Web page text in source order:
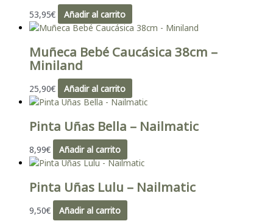
53,95€ Añadir al carrito
Muñeca Bebé Caucásica 38cm –
Miniland
25,90€ Añadir al carrito
Pinta Uñas Bella – Nailmatic
8,99€ Añadir al carrito
Pinta Uñas Lulu – Nailmatic
9,50€ Añadir al carrito